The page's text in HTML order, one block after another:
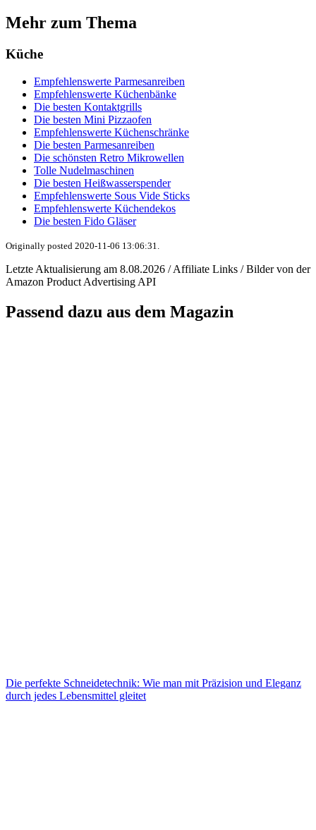
Mehr zum Thema
Küche
Empfehlenswerte Parmesanreiben
Empfehlenswerte Küchenbänke
Die besten Kontaktgrills
Die besten Mini Pizzaofen
Empfehlenswerte Küchenschränke
Die besten Parmesanreiben
Die schönsten Retro Mikrowellen
Tolle Nudelmaschinen
Die besten Heißwasserspender
Empfehlenswerte Sous Vide Sticks
Empfehlenswerte Küchendekos
Die besten Fido Gläser
Originally posted 2020-11-06 13:06:31.
Letzte Aktualisierung am 8.08.2026 / Affiliate Links / Bilder von der
Amazon Product Advertising API
Passend dazu aus dem Magazin
Die perfekte Schneidetechnik: Wie man mit Präzision und Eleganz
durch jedes Lebensmittel gleitet